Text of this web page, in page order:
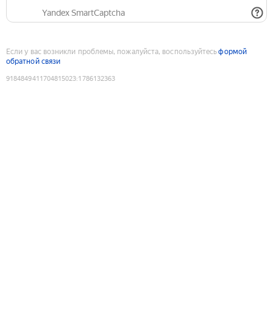
Yandex SmartCaptcha
Если у вас возникли проблемы, пожалуйста, воспользуйтесьформой
обратной связи
9184849411704815023:1786132363